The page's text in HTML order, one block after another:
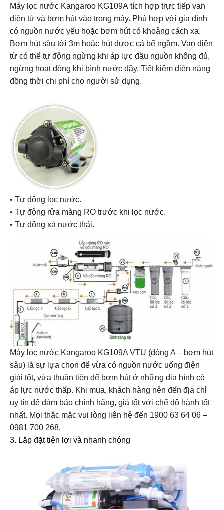
Máy lọc nước Kangaroo KG109A tích hợp trực tiếp van
điện từ và bơm hút vào trong máy. Phù hợp với gia đình
có nguồn nước yếu hoặc bơm hút có khoảng cách xa.
Bơm hút sâu tới 3m hoặc hút được cả bể ngầm. Van điện
từ có thể tự động ngừng khi áp lực đầu nguồn không đủ,
ngừng hoạt động khi bình nước đầy. Tiết kiệm điện năng
đồng thời chi phí cho người sử dụng.
• Tự động lọc nước.
• Tự động rửa màng RO trước khi lọc nước.
• Tự động xả nước thải.
Máy lọc nước Kangaroo KG109A VTU (dòng A – bơm hút
sâu) là sự lựa chọn để vừa có nguồn nước uống điện
giải tốt, vừa thuận tiện để bơm hút ở những địa hình có
áp lực nước thấp. Khi mua, khách hàng nên đến địa chỉ
uy tín để đảm bảo chính hãng, giá tốt với chế độ hành tốt
nhất. Mọi thắc mắc vui lòng liên hệ đến 1900 63 64 06 –
0981 700 268.
3. Lắp đặt tiện lợi và nhanh chóng